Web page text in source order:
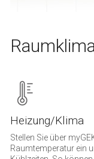
Heizung/Klima
Stellen Sie über
Raumtemperatur ein